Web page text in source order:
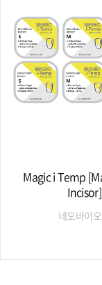
Magic i Temp
Incisor]
네오바이